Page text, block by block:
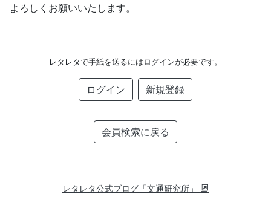
よろしくお願いいたします。
レタレタで手紙を送るにはログインが必要です。
ログイン 新規登録
会員検索に戻る
レタレタ公式ブログ「文通研究所」